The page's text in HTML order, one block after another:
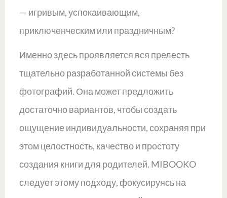
— игривым, успокаивающим,
приключенческим или праздничным?
Именно здесь проявляется вся прелесть
тщательно разработанной системы без
фотографий. Она может предложить
достаточно вариантов, чтобы создать
ощущение индивидуальности, сохраняя при
этом целостность, качество и простоту
создания книги для родителей. MIBOOKO
следует этому подходу, фокусируясь на